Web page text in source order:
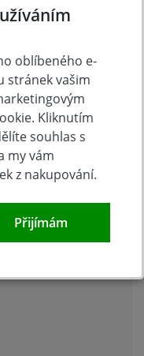
kukla Automatik
oblíbeného e-
stránek vašim
Kliknutím
souhlas s
my vám
z nakupování.
Přijímám